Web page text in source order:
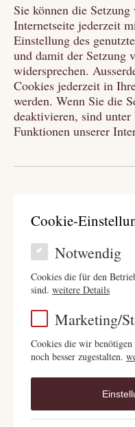
Sie können die
Internetseite jederzeit
Einstellung des
und damit der Setzung
widersprechen.
Cookies jederzeit in
werden. Wenn Sie die
deaktivieren, sind
Funktionen unserer
Cookie-
Notwendig
Cookies die für den
sind. weitere Details
Marketing/
Cookies die wir
noch besser zugestalten.